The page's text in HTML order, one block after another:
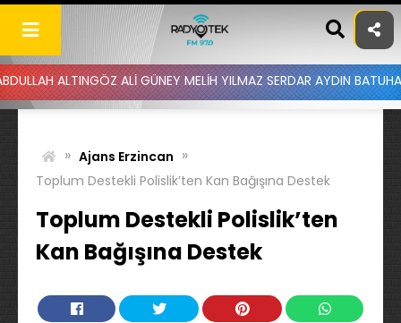
Skip
content
ALİ GÜNEY MELİH YILMAZ SERDAR AYDIN BATUHAN
» Ajans Erzincan »
Toplum Destekli Polislik’ten Kan Bağışına Destek
Toplum Destekli Polislik’ten
Kan Bağışına Destek